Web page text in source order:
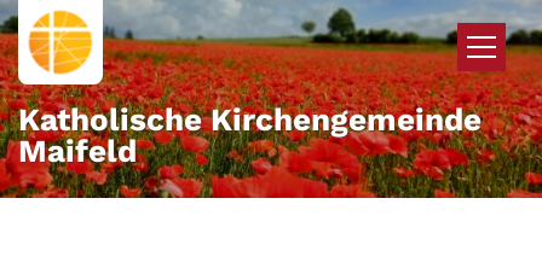
Zum Inhalt springen
Katholische Kirchengemeinde
Maifeld